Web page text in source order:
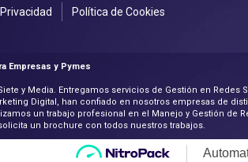
Política de Cookies
Empresas y Pymes
y Media. Entregamos servicios de Gestión en
Digital, han confiado en nosotros empresas de
un trabajo profesional en el Manejo y Gestión
un brochure con todos nuestros trabajos.